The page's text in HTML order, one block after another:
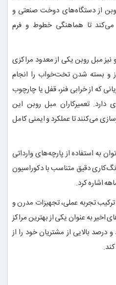
از دستگاه‌های دوخت صنعتی و
می‌کند تا هماهنگی خطوط و فرم
مبل روبن یکی از معدود مراکزی
و بسته شدن تخت‌خواب را انجام
که از خرابی فنر، قفل یا چارچوب
دارد. تعمیرکاران مبل روبن این
می‌کنند تا عملکرد و ایمنی کامل
به استفاده از پارچه‌های وارداتی
دقیق متناسب با دکوراسیون
اشاره کرد.
تجربه عملی، تجهیزات مدرن و
اخیر به عنوان یکی از بهترین مراکز
درصد بالایی از مشتریان خود را از